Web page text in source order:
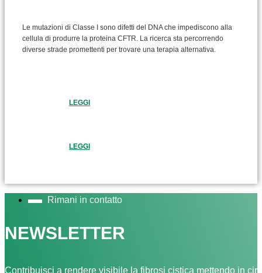
Le mutazioni di Classe I sono difetti del DNA che impediscono alla
cellula di produrre la proteina CFTR. La ricerca sta percorrendo
diverse strade promettenti per trovare una terapia alternativa.
LEGGI
LEGGI
Rimani in contatto
NEWSLETTER
Contribuisci a rendere visibile la fibrosi cistica mettendo in